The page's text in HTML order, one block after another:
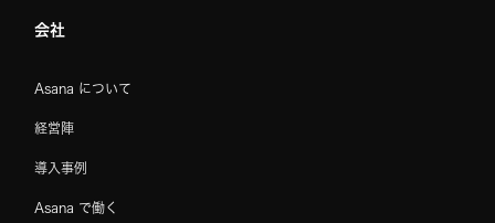
会社
Asana について
経営陣
導入事例
Asana で働く